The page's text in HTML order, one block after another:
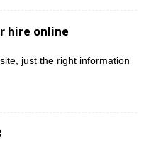
hire online
just the right information